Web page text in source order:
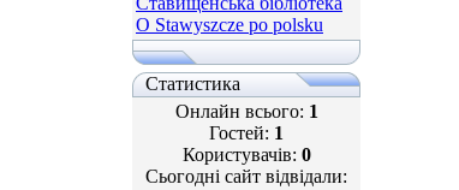
O Stawyszcze po polsku
Статистика
Онлайн всього: 1
Гостей: 1
Користувачів: 0
Сьогодні сайт відвідали: